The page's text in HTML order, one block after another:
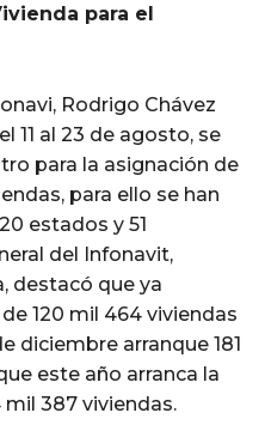
para el
Rodrigo Chávez
11 al 23 de agosto, se
para la asignación de
para ello se han
estados y 51
del Infonavit,
destacó que ya
120 mil 464 viviendas
diciembre arranque 181
este año arranca la
387 viviendas.